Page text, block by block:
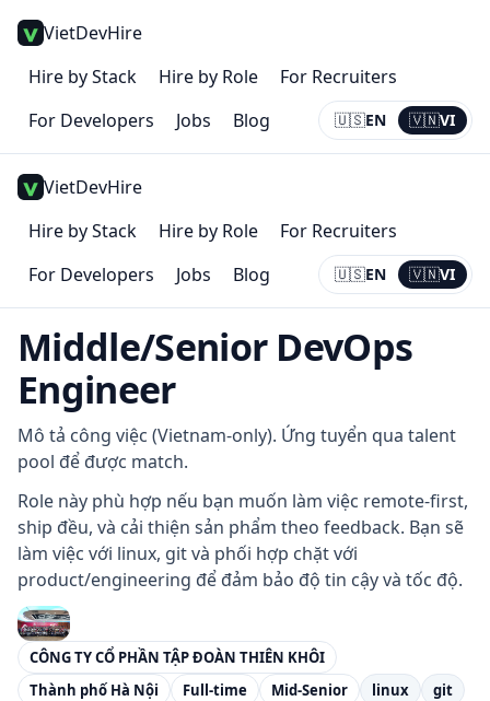
VietDevHire
Hire by Stack
Hire by Role
For Recruiters
For Developers
Jobs Blog 🇺🇸EN 🇻🇳VI
Current:
VI
VietDevHire
Hire by Stack
Hire by Role
For Recruiters
For Developers
Jobs Blog 🇺🇸EN 🇻🇳VI
Current:
VI
Middle/Senior DevOps
Engineer
Mô tả công việc (Vietnam-only). Ứng tuyển qua talent
pool để được match.
Role này phù hợp nếu bạn muốn làm việc remote-first,
ship đều, và cải thiện sản phẩm theo feedback. Bạn sẽ
làm việc với linux, git và phối hợp chặt với
product/engineering để đảm bảo độ tin cậy và tốc độ.
CÔNG TY CỔ PHẦN TẬP ĐOÀN THIÊN KHÔI
Thành phố Hà Nội
Full-time Mid-Senior linux git